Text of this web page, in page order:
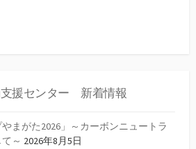
援センター 新着情報
まがた2026」～カーボンニュートラ
～ 2026年8月5日